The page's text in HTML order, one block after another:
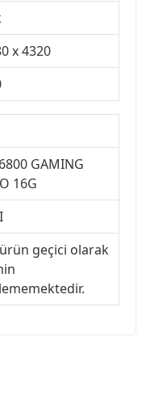
x 4320
GAMING
16G
geçici olarak